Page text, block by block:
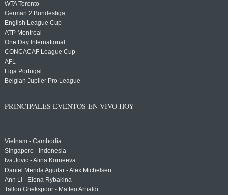
WTA Toronto
German 2 Bundesliga
English League Cup
ATP Montreal
One Day International
CONCACAF League Cup
AFL
Liga Portugal
Belgian Jupiler Pro League
PRINCIPALES EVENTOS EN VIVO HOY
Vietnam - Cambodia
Singapore - Indonesia
Iva Jovic - Alina Korneeva
Daniel Merida Aguilar - Alex Michelsen
Ann Li - Elena Rybakina
Tallon Griekspoor - Matteo Arnaldi